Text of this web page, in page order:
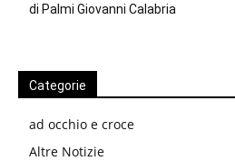
di Palmi Giovanni Calabria
Categorie
ad occhio e croce
Altre Notizie